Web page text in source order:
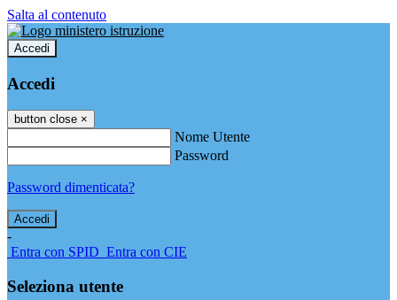
Salta al contenuto
Accedi
Accedi
button close ×
Nome Utente
Password
Password dimenticata?
-
Entra con SPID Entra con CIE
Seleziona utente